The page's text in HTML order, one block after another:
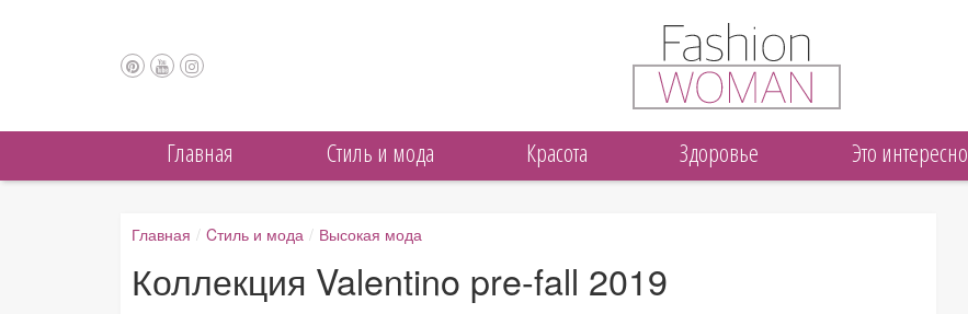
Главная Cтиль и мода Красота Здоровье Это интересно
Главная / Cтиль и мода / Высокая мода
Коллекция Valentino pre-fall 2019